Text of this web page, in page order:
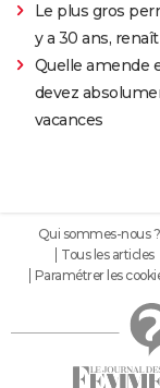
Le plus gros
y a 30 ans,
Quelle amende
devez
vacances
Qui sommes-nous ?
Tous les articles
Paramétrer les